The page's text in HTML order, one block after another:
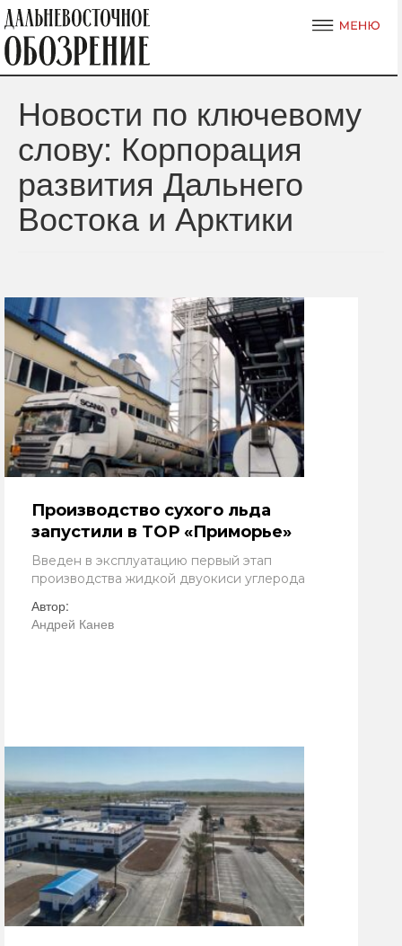
Новости по ключевому
слову: Корпорация
развития Дальнего
Востока и Арктики
Производство сухого льда
запустили в ТОР «Приморье»
Введен в эксплуатацию первый этап
производства жидкой двуокиси углерода
Автор:
Андрей Канев